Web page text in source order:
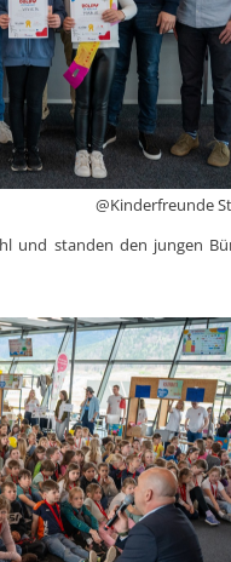
@Kinderfreunde
und standen den jungen